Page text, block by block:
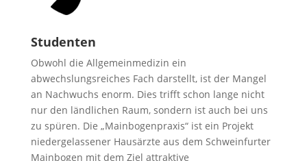
Studenten
Obwohl die Allgemeinmedizin ein
abwechslungsreiches Fach darstellt, ist der Mangel
an Nachwuchs enorm. Dies trifft schon lange nicht
nur den ländlichen Raum, sondern ist auch bei uns
zu spüren. Die „Mainbogenpraxis“ ist ein Projekt
niedergelassener Hausärzte aus dem Schweinfurter
Mainbogen mit dem Ziel attraktive